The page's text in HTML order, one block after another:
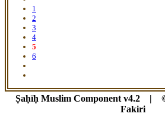
1
2
3
4
5
6
Ṣaḥīḥ Muslim Component v4.2 |
Fakiri